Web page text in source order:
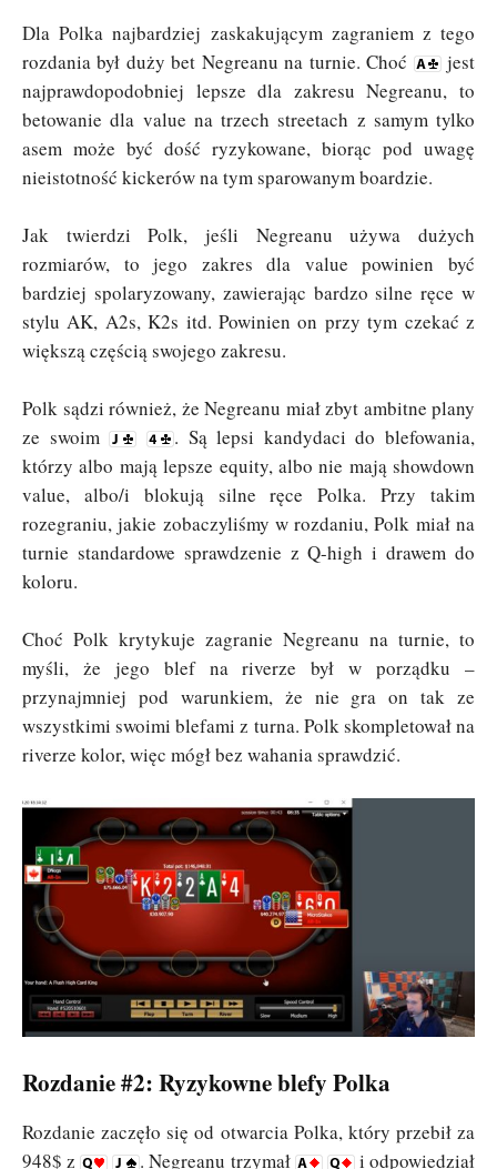
Dla Polka najbardziej zaskakującym zagraniem z tego
rozdania był duży bet Negreanu na turnie. Choć
jest
najprawdopodobniej lepsze dla zakresu Negreanu, to
betowanie dla value na trzech streetach z samym tylko
asem może być dość ryzykowane, biorąc pod uwagę
nieistotność kickerów na tym sparowanym boardzie.
Jak twierdzi Polk, jeśli Negreanu używa dużych
rozmiarów, to jego zakres dla value powinien być
bardziej spolaryzowany, zawierając bardzo silne ręce w
stylu AK, A2s, K2s itd. Powinien on przy tym czekać z
większą częścią swojego zakresu.
Polk sądzi również, że Negreanu miał zbyt ambitne plany
ze swoim
. Są lepsi kandydaci do blefowania,
którzy albo mają lepsze equity, albo nie mają showdown
value, albo/i blokują silne ręce Polka. Przy takim
rozegraniu, jakie zobaczyliśmy w rozdaniu, Polk miał na
turnie standardowe sprawdzenie z Q-high i drawem do
koloru.
Choć Polk krytykuje zagranie Negreanu na turnie, to
myśli, że jego blef na riverze był w porządku –
przynajmniej pod warunkiem, że nie gra on tak ze
wszystkimi swoimi blefami z turna. Polk skompletował na
riverze kolor, więc mógł bez wahania sprawdzić.
Rozdanie #2: Ryzykowne blefy Polka
Rozdanie zaczęło się od otwarcia Polka, który przebił za
948$ z
. Negreanu trzymał i odpowiedział